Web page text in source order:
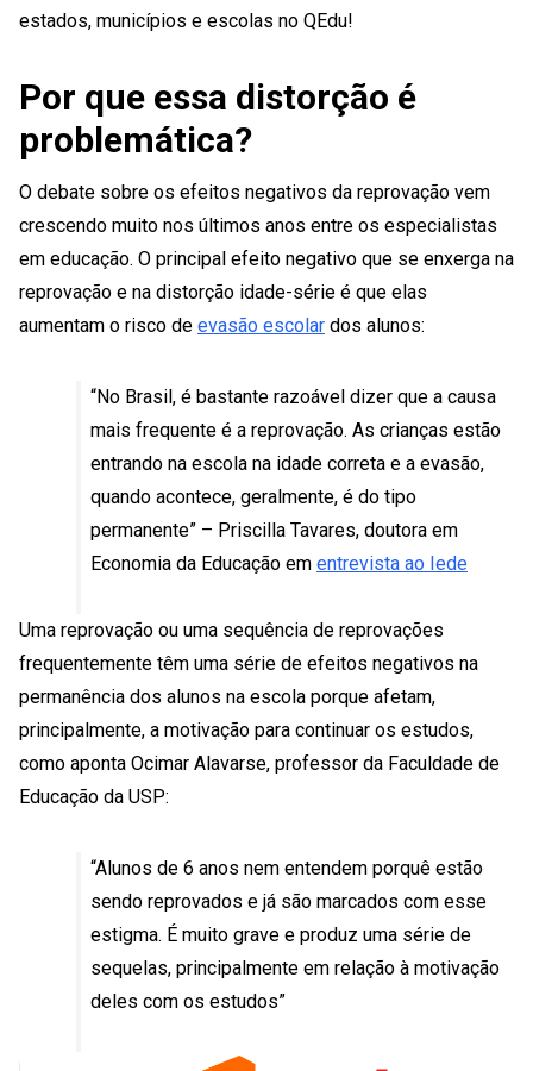
estados, municípios e escolas no QEdu!
Por que essa distorção é
problemática?
O debate sobre os efeitos negativos da reprovação vem
crescendo muito nos últimos anos entre os especialistas
em educação. O principal efeito negativo que se enxerga na
reprovação e na distorção idade-série é que elas
aumentam o risco de evasão escolar dos alunos:
“No Brasil, é bastante razoável dizer que a causa
mais frequente é a reprovação. As crianças estão
entrando na escola na idade correta e a evasão,
quando acontece, geralmente, é do tipo
permanente” – Priscilla Tavares, doutora em
Economia da Educação em entrevista ao Iede
Uma reprovação ou uma sequência de reprovações
frequentemente têm uma série de efeitos negativos na
permanência dos alunos na escola porque afetam,
principalmente, a motivação para continuar os estudos,
como aponta Ocimar Alavarse, professor da Faculdade de
Educação da USP:
“Alunos de 6 anos nem entendem porquê estão
sendo reprovados e já são marcados com esse
estigma. É muito grave e produz uma série de
sequelas, principalmente em relação à motivação
deles com os estudos”